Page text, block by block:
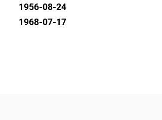
1956-08-24
1968-07-17